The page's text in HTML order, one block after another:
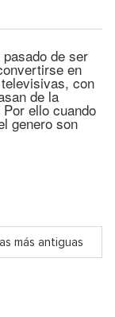
de ser
en
con
de la
ello cuando
genero son
más antiguas